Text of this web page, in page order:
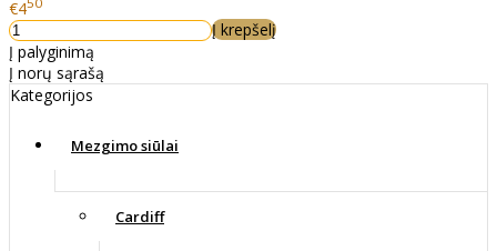
€4
Į krepšelį
Į palyginimą
Į norų sąrašą
Kategorijos
Mezgimo siūlai
Cardiff